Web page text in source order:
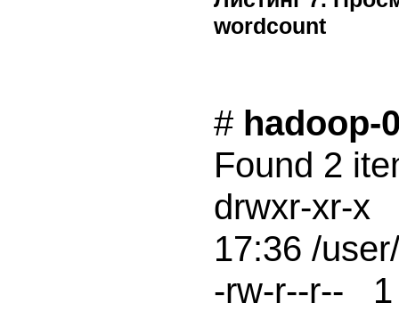
wordcount
# hadoop-
Found 2
drwxr-xr-x
17:36 /
-rw-r--r--